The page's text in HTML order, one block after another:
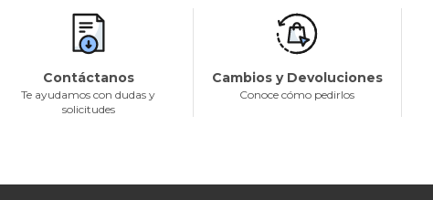
Contáctanos
Te ayudamos con dudas y
solicitudes
Cambios y Devoluciones
Conoce cómo pedirlos